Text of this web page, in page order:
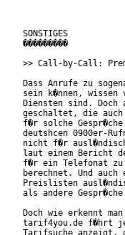
SONSTIGES
���������
>> Call-by-Call:
Dass Anrufe zu
sein k�nnen, wissen
Diensten sind. Doch
geschaltet, die
f�r solche
deutshcen 0900er-
nicht f�r
laut einem Bericht
f�r ein Telefonat zu
berechnet. Und
Preislisten
als andere
Doch wie erkennt
tarif4you.de f�hrt
Tarifsuche anzeigt,